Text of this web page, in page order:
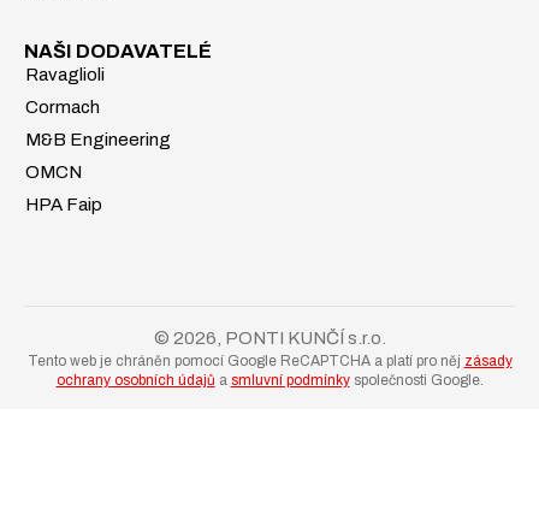
NAŠI DODAVATELÉ
Ravaglioli
Cormach
M&B Engineering
OMCN
HPA Faip
© 2026, PONTI KUNČÍ s.r.o.
Tento web je chráněn pomocí Google ReCAPTCHA a platí pro něj zásady
ochrany osobních údajů a smluvní podmínkyspolečnosti Google.